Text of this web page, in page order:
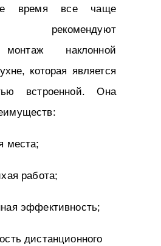
время все чаще
рекомендуют
наклонной
которая является
встроенной. Она
места;
работа;
эффективность;
дистанционного